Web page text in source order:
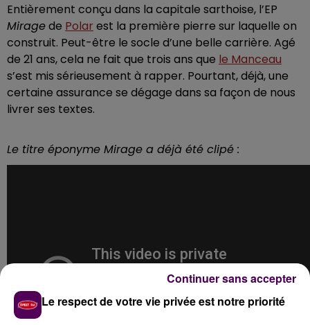
Entièrement conçu dans la capitale sarthoise, l’EP
Miragede Polar est la première pierre sur laquelle on
construit. Peut-être le socle d’une belle carrière. Agé
de 21 ans, cela ne fait que trois ans que le Manceau
s’est mis sérieusement à rapper. Pourtant, déjà, une
certaine assurance se dégage dans sa façon de nous
livrer ses textes.
Le titre éponyme Mirage a déjà été clipé :
Le respect de votre vie privée est notre priorité
Continuer sans accepter